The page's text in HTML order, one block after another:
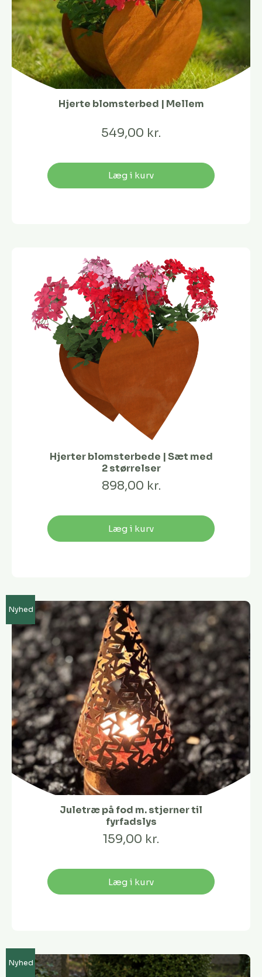
Hjerte blomsterbed | Mellem
549,00 kr.
Læg i kurv
Hjerter blomsterbede | Sæt med
2 størrelser
898,00 kr.
Læg i kurv
Nyhed
Juletræ på fod m. stjerner til
fyrfadslys
159,00 kr.
Læg i kurv
Nyhed